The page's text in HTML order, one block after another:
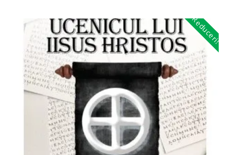
Reduceri!